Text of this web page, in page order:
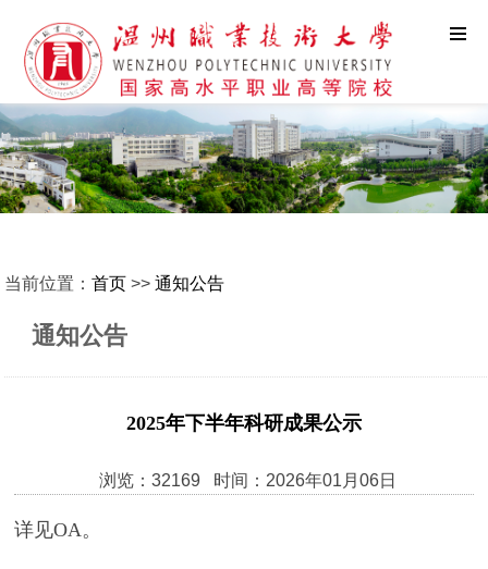
当前位置：首页 >>通知公告
通知公告
2025年下半年科研成果公示
浏览：32169 时间：2026年01月06日
详见OA。